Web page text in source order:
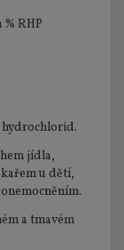
RHP
jídla,
u dětí,
a tmavém